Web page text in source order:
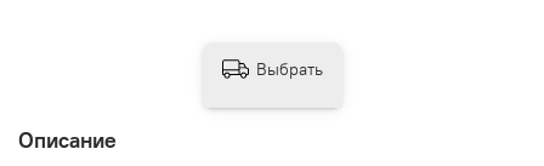
Описание
Выбрать